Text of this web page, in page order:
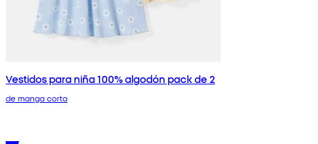
Vestidos para niña 100% algodón pack de 2
de manga corta